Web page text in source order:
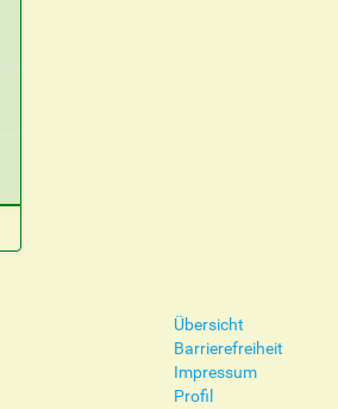
Übersicht
Barrierefreiheit
Impressum
Profil